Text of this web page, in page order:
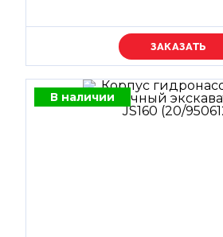
Уточняйте цену
В наличии